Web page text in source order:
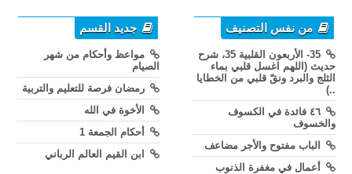
من نفس التصنيف
35- الأربعون القلبية 35، شرح
حديث (اللهم اغسل قلبي بماء
الثلج والبرد ونقّ قلبي من الخطايا
..)
٤٦ فائدة في الكسوف
والخسوف
الباب مفتوح والأجر مضاعف
أعمال في مغفرة الذنوب
جديد القسم
مواعظ وأحكام من شهر
الصيام
رمضان فرصة للتعليم والتربية
الأخوة في الله
أحكام الجمعة 1
ابن القيم العالم الرباني